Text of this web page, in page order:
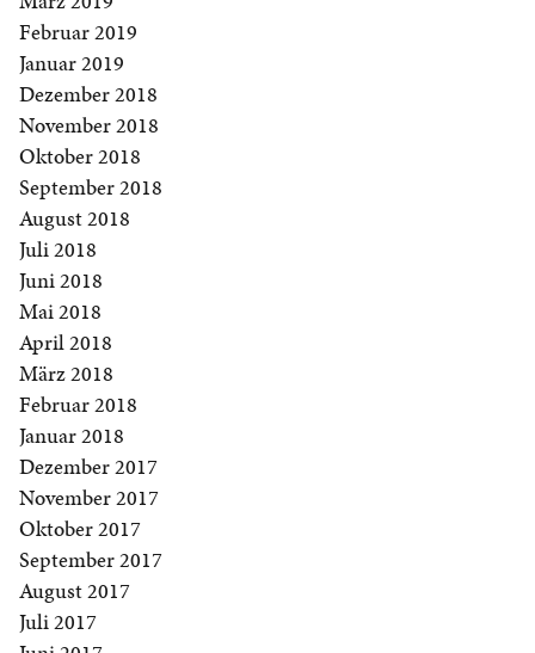
Februar 2019
Januar 2019
Dezember 2018
November 2018
Oktober 2018
September 2018
August 2018
Juli 2018
Juni 2018
Mai 2018
April 2018
März 2018
Februar 2018
Januar 2018
Dezember 2017
November 2017
Oktober 2017
September 2017
August 2017
Juli 2017